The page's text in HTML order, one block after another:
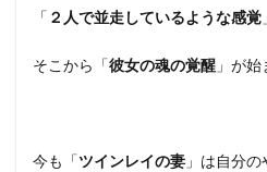
「 ２人で並走しているような感覚
そこから「彼女の魂の覚醒 」が
今も「ツインレイの妻 」は自分